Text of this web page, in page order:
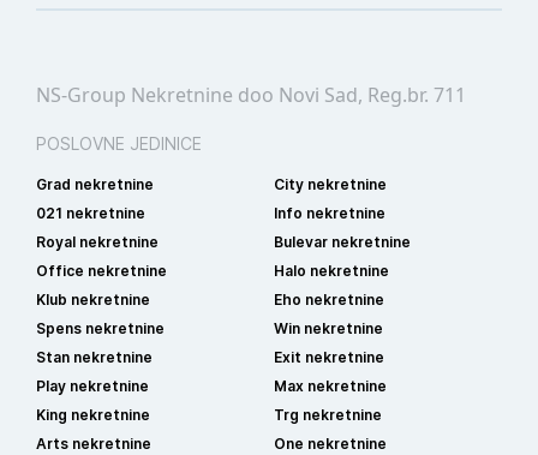
NS-Group Nekretnine doo Novi Sad, Reg.br. 711
POSLOVNE JEDINICE
Grad nekretnine
City nekretnine
021 nekretnine
Info nekretnine
Royal nekretnine
Bulevar nekretnine
Office nekretnine
Halo nekretnine
Klub nekretnine
Eho nekretnine
Spens nekretnine
Win nekretnine
Stan nekretnine
Exit nekretnine
Play nekretnine
Max nekretnine
King nekretnine
Trg nekretnine
Arts nekretnine
One nekretnine